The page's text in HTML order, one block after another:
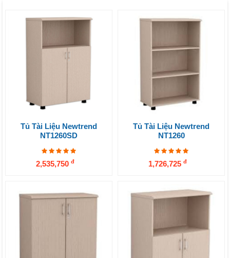
Tủ Tài Liệu Newtrend
NT1260SD
2,535,750 đ
Tủ Tài Liệu Newtrend
NT1260
1,726,725 đ